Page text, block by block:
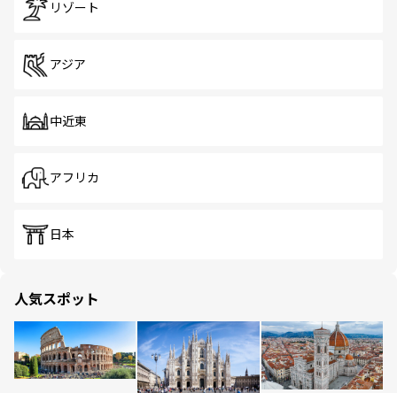
リゾート
アジア
中近東
アフリカ
日本
人気スポット